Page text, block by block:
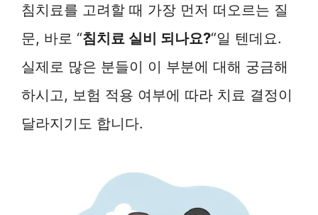
침치료를 고려할 때 가장 먼저 떠오르는 질
문, 바로 “침치료 실비 되나요?“일 텐데요.
실제로 많은 분들이 이 부분에 대해 궁금해
하시고, 보험 적용 여부에 따라 치료 결정이
달라지기도 합니다.